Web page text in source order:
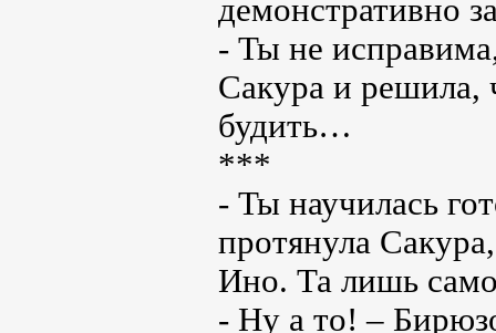
демонстративно
- Ты не
Сакура и решила,
будить…
***
- Ты научилась
протянула
Ино. Та лишь
- Ну а то! –